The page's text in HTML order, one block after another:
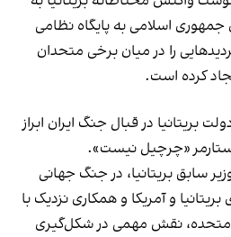
جمهوری اسلامی به پایگاه نظامی
را در میان برخی متحدان
کرده است.
دولت بریتانیا در قبال جنگ ایران ابراز
«چرچیل نیست».
سابق بریتانیا، در جنگ جهانی
و آمریکا و همکاری نزدیک با
متحده، نقش مهمی در شکل‌گیری